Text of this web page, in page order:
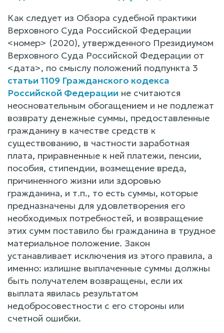
Как следует из Обзора судебной практики
Верховного Суда Российской Федерации
<номер> (2020), утвержденного Президиумом
Верховного Суда Российской Федерации от
<дата>, по смыслу положений подпункта 3
статьи 1109 Гражданского кодекса
Российской Федерации не считаются
неосновательным обогащением и не подлежат
возврату денежные суммы, предоставленные
гражданину в качестве средств к
существованию, в частности заработная
плата, приравненные к ней платежи, пенсии,
пособия, стипендии, возмещение вреда,
причиненного жизни или здоровью
гражданина, и т.п., то есть суммы, которые
предназначены для удовлетворения его
необходимых потребностей, и возвращение
этих сумм поставило бы гражданина в трудное
материальное положение. Закон
устанавливает исключения из этого правила, а
именно: излишне выплаченные суммы должны
быть получателем возвращены, если их
выплата явилась результатом
недобросовестности с его стороны или
счетной ошибки.